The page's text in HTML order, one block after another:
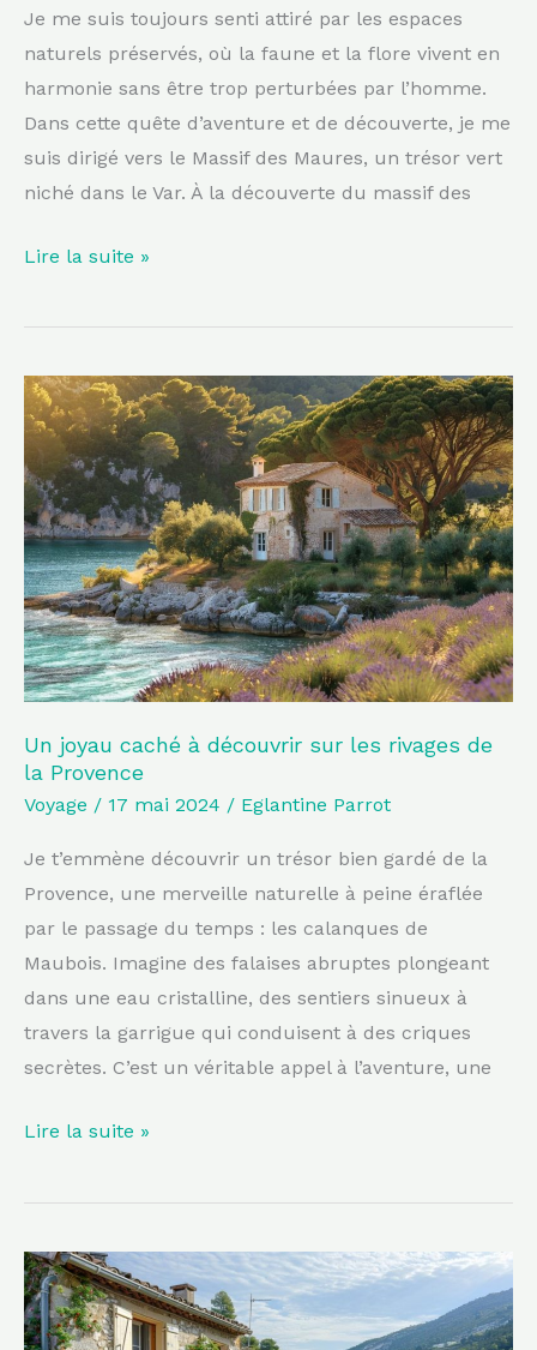
Je me suis toujours senti attiré par les espaces
naturels préservés, où la faune et la flore vivent en
harmonie sans être trop perturbées par l’homme.
Dans cette quête d’aventure et de découverte, je me
suis dirigé vers le Massif des Maures, un trésor vert
niché dans le Var. À la découverte du massif des
Lire la suite »
Un joyau caché à découvrir sur les rivages de
la Provence
Voyage / 17 mai 2024 / Eglantine Parrot
Je t’emmène découvrir un trésor bien gardé de la
Provence, une merveille naturelle à peine éraflée
par le passage du temps : les calanques de
Maubois. Imagine des falaises abruptes plongeant
dans une eau cristalline, des sentiers sinueux à
travers la garrigue qui conduisent à des criques
secrètes. C’est un véritable appel à l’aventure, une
Un
joyau
caché
à
découvrir
sur
les
rivages
de
la
Provence
Lire la suite »
Un
havre
d’art